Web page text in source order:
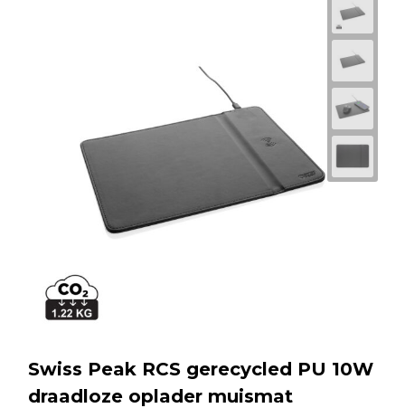
Swiss Peak RCS gerecycled PU 10W
draadloze oplader muismat